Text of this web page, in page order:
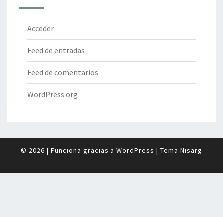
Acceder
Feed de entradas
Feed de comentarios
WordPress.org
© 2026 | Funciona gracias a WordPress | Tema Nisarg